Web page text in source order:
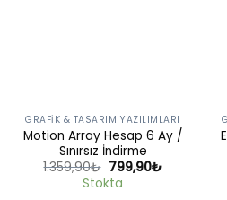
GRAFIK & TASARIM YAZILIMLARI
Motion Array Hesap 6 Ay /
Sınırsız İndirme
1.359,90₺ Orijinal
fiyat:
1.359,90₺.
799,90₺Şu
Stokta